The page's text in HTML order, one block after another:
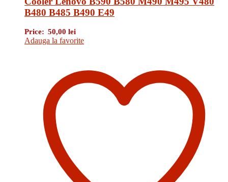
B480 B485 B490 E49
Price: 50,00 lei
Adauga la favorite